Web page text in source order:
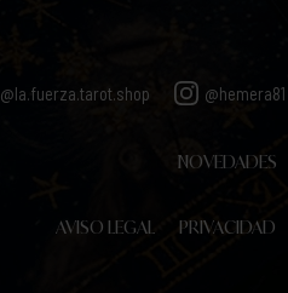
@la.fuerza.tarot.shop @hemera81
NOVEDADES
AVISO LEGAL PRIVACIDAD